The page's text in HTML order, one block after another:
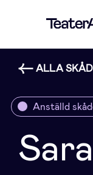
ALLA
Anställd